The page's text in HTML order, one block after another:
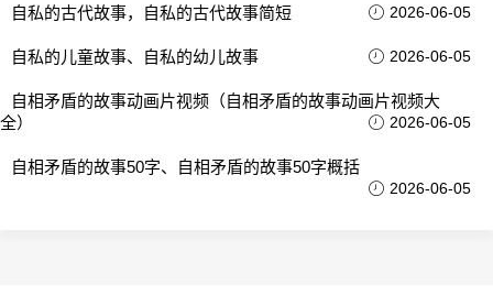
自私的古代故事，自私的古代故事简短 2026-06-05
自私的儿童故事、自私的幼儿故事 2026-06-05
自相矛盾的故事动画片视频（自相矛盾的故事动画片视频大
全）
2026-06-05
自相矛盾的故事50字、自相矛盾的故事50字概括
2026-06-05